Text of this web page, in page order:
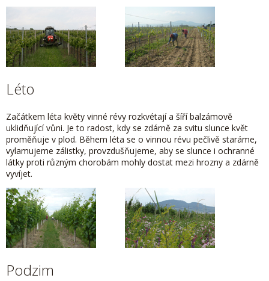
Léto
Začátkem léta květy vinné révy rozkvétají a šíří balzámově
uklidňující vůni. Je to radost, kdy se zdárně za svitu slunce květ
proměňuje v plod. Během léta se o vinnou révu pečlivě staráme,
vylamujeme zálistky, provzdušňujeme, aby se slunce i ochranné
látky proti různým chorobám mohly dostat mezi hrozny a zdárně
vyvíjet.
Podzim